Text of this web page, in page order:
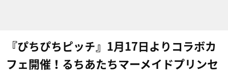
『ぴちぴちピッチ』1月17日よりコラボカ
フェ開催！るちあたちマーメイドプリンセ